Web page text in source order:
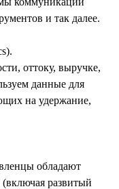
и так далее.
оттоку, выручке,
данные для
на удержание,
обладают
развитый